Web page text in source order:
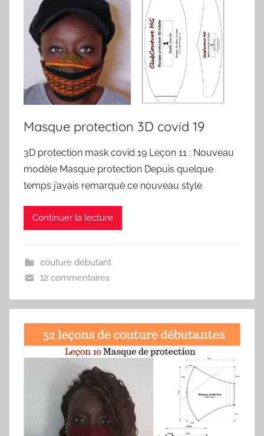
Masque protection 3D covid 19
3D protection mask covid 19 Leçon 11 : Nouveau
modèle Masque protection Depuis quelque
temps j’avais remarqué ce nouveau style
Continuer la lecture
couture débutant
12 commentaires